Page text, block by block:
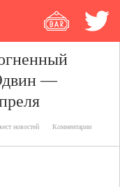
—
новостей Комментарии